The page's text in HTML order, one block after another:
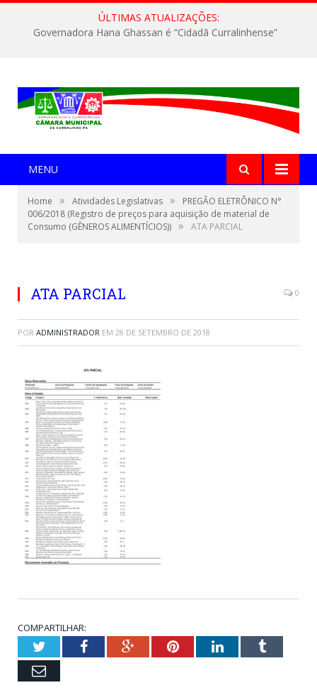
ÚLTIMAS ATUALIZAÇÕES:
Governadora Hana Ghassan é “Cidadã Curralinhense”
MENU
Home » Atividades Legislativas »
PREGÃO ELETRÔNICO N°
006/2018 (Registro de preços para aquisição de material de
Consumo (GÊNEROS ALIMENTÍCIOS)) » ATA PARCIAL
ATA PARCIAL 0
POR ADMINISTRADOR EM 28 DE SETEMBRO DE 2018
COMPARTILHAR:
TwitterFacebookGoogle+PinterestLinkedInTumblr
Email